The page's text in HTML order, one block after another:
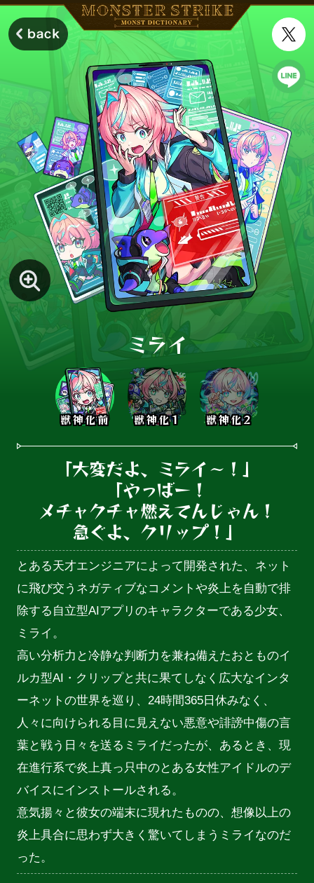
ミライ
獣神化前 獣神化1 獣神化2
「大変だよ、ミライ～！」
「やっばー！
メチャクチャ燃えてんじゃん！
急ぐよ、クリップ！」
とある天才エンジニアによって開発された、ネット
に飛び交うネガティブなコメントや炎上を自動で排
除する自立型AIアプリのキャラクターである少女、
ミライ。
高い分析力と冷静な判断力を兼ね備えたおとものイ
ルカ型AI・クリップと共に果てしなく広大なインタ
ーネットの世界を巡り、24時間365日休みなく、
人々に向けられる目に見えない悪意や誹謗中傷の言
葉と戦う日々を送るミライだったが、あるとき、現
在進行系で炎上真っ只中のとある女性アイドルのデ
バイスにインストールされる。
意気揚々と彼女の端末に現れたものの、想像以上の
炎上具合に思わず大きく驚いてしまうミライなのだ
った。